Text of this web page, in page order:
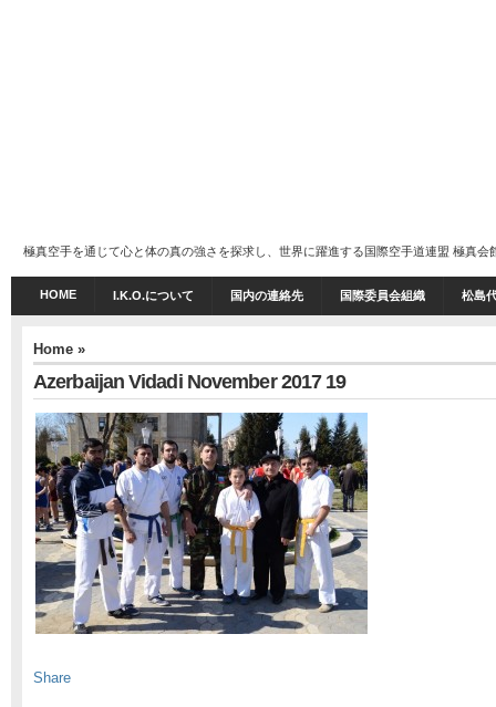
極真空手を通じて心と体の真の強さを探求し、世界に躍進する国際空手道連盟 極真
HOME I.K.O.について 国内の連絡先 国際委員会組織 松島
Home »
Azerbaijan Vidadi November 2017 19
Share